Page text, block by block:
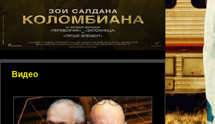
Видео